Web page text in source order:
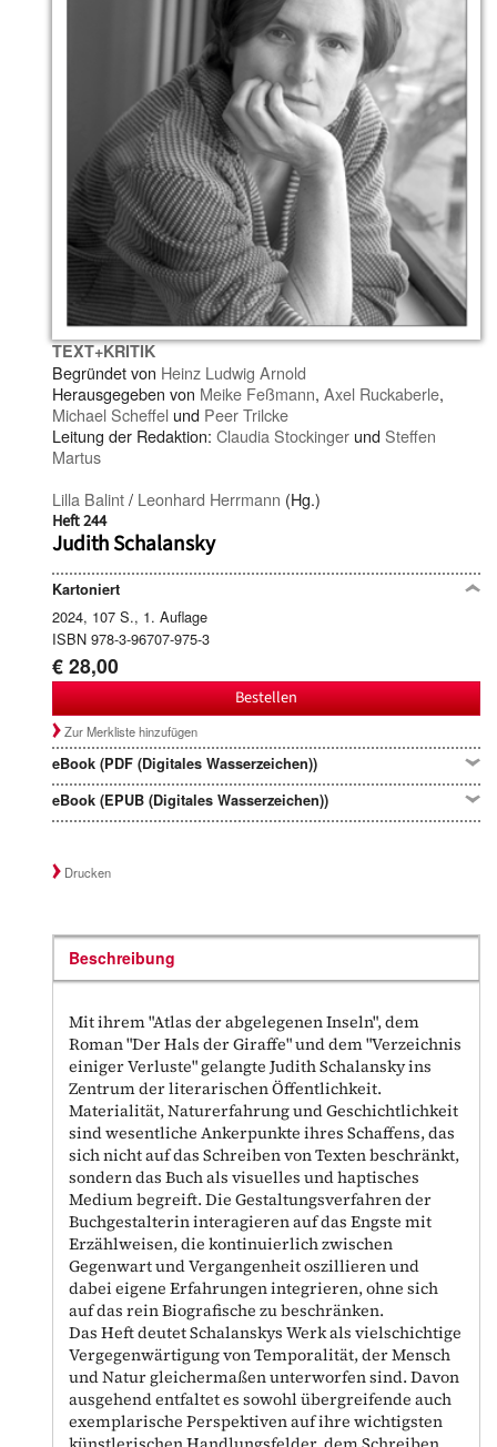
TEXT+KRITIK
Begründet von Heinz Ludwig Arnold
Herausgegeben von Meike Feßmann, Axel Ruckaberle,
Michael Scheffel und Peer Trilcke
Leitung der Redaktion: Claudia Stockinger undSteffen
Martus
Lilla Balint/ Leonhard Herrmann (Hg.)
Heft 244
Judith Schalansky
Kartoniert
2024, 107 S., 1. Auflage
ISBN 978-3-96707-975-3
€ 28,00
Bestellen
Zur Merkliste hinzufügen
eBook (PDF (Digitales Wasserzeichen))
eBook (EPUB (Digitales Wasserzeichen))
Drucken
Beschreibung
Mit ihrem "Atlas der abgelegenen Inseln", dem
Roman "Der Hals der Giraffe" und dem "Verzeichnis
einiger Verluste" gelangte Judith Schalansky ins
Zentrum der literarischen Öffentlichkeit.
Materialität, Naturerfahrung und Geschichtlichkeit
sind wesentliche Ankerpunkte ihres Schaffens, das
sich nicht auf das Schreiben von Texten beschränkt,
sondern das Buch als visuelles und haptisches
Medium begreift. Die Gestaltungsverfahren der
Buchgestalterin interagieren auf das Engste mit
Erzählweisen, die kontinuierlich zwischen
Gegenwart und Vergangenheit oszillieren und
dabei eigene Erfahrungen integrieren, ohne sich
auf das rein Biografische zu beschränken.
Das Heft deutet Schalanskys Werk als vielschichtige
Vergegenwärtigung von Temporalität, der Mensch
und Natur gleichermaßen unterworfen sind. Davon
ausgehend entfaltet es sowohl übergreifende auch
exemplarische Perspektiven auf ihre wichtigsten